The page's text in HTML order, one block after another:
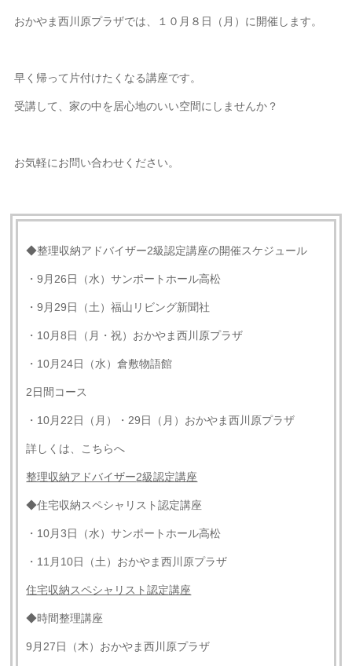
おかやま西川原プラザでは、１０月８日（月）に開催します。
早く帰って片付けたくなる講座です。
受講して、家の中を居心地のいい空間にしませんか？
お気軽にお問い合わせください。
◆整理収納アドバイザー2級認定講座の開催スケジュール
・9月26日（水）サンポートホール高松
・9月29日（土）福山リビング新聞社
・10月8日（月・祝）おかやま西川原プラザ
・10月24日（水）倉敷物語館
2日間コース
・10月22日（月）・29日（月）おかやま西川原プラザ
詳しくは、こちらへ
整理収納アドバイザー2級認定講座
◆住宅収納スペシャリスト認定講座
・10月3日（水）サンポートホール高松
・11月10日（土）おかやま西川原プラザ
住宅収納スペシャリスト認定講座
◆時間整理講座
9月27日（木）おかやま西川原プラザ